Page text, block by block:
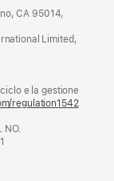
finestra)
CA 95014,
Limited,
e la gestione
regulation1542(si
NO.